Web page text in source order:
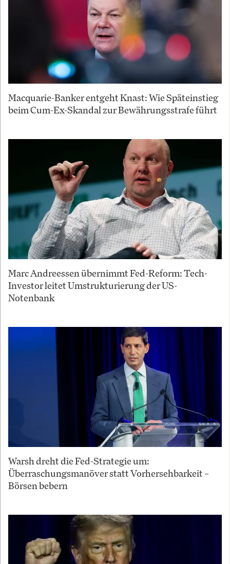
Macquarie-Banker entgeht Knast: Wie Späteinstieg
beim Cum-Ex-Skandal zur Bewährungsstrafe führt
Marc Andreessen übernimmt Fed-Reform: Tech-
Investor leitet Umstrukturierung der US-
Notenbank
Warsh dreht die Fed-Strategie um:
Überraschungsmanöver statt Vorhersehbarkeit –
Börsen bebern